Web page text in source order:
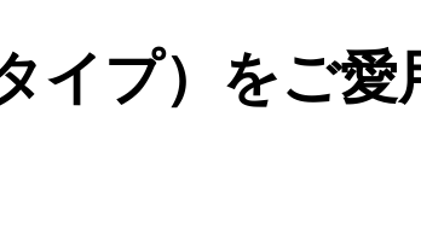
イプ）をご愛